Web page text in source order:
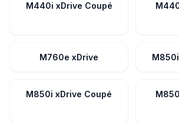
M440i xDrive Coupé
M760e xDrive
M850i xDrive Coupé